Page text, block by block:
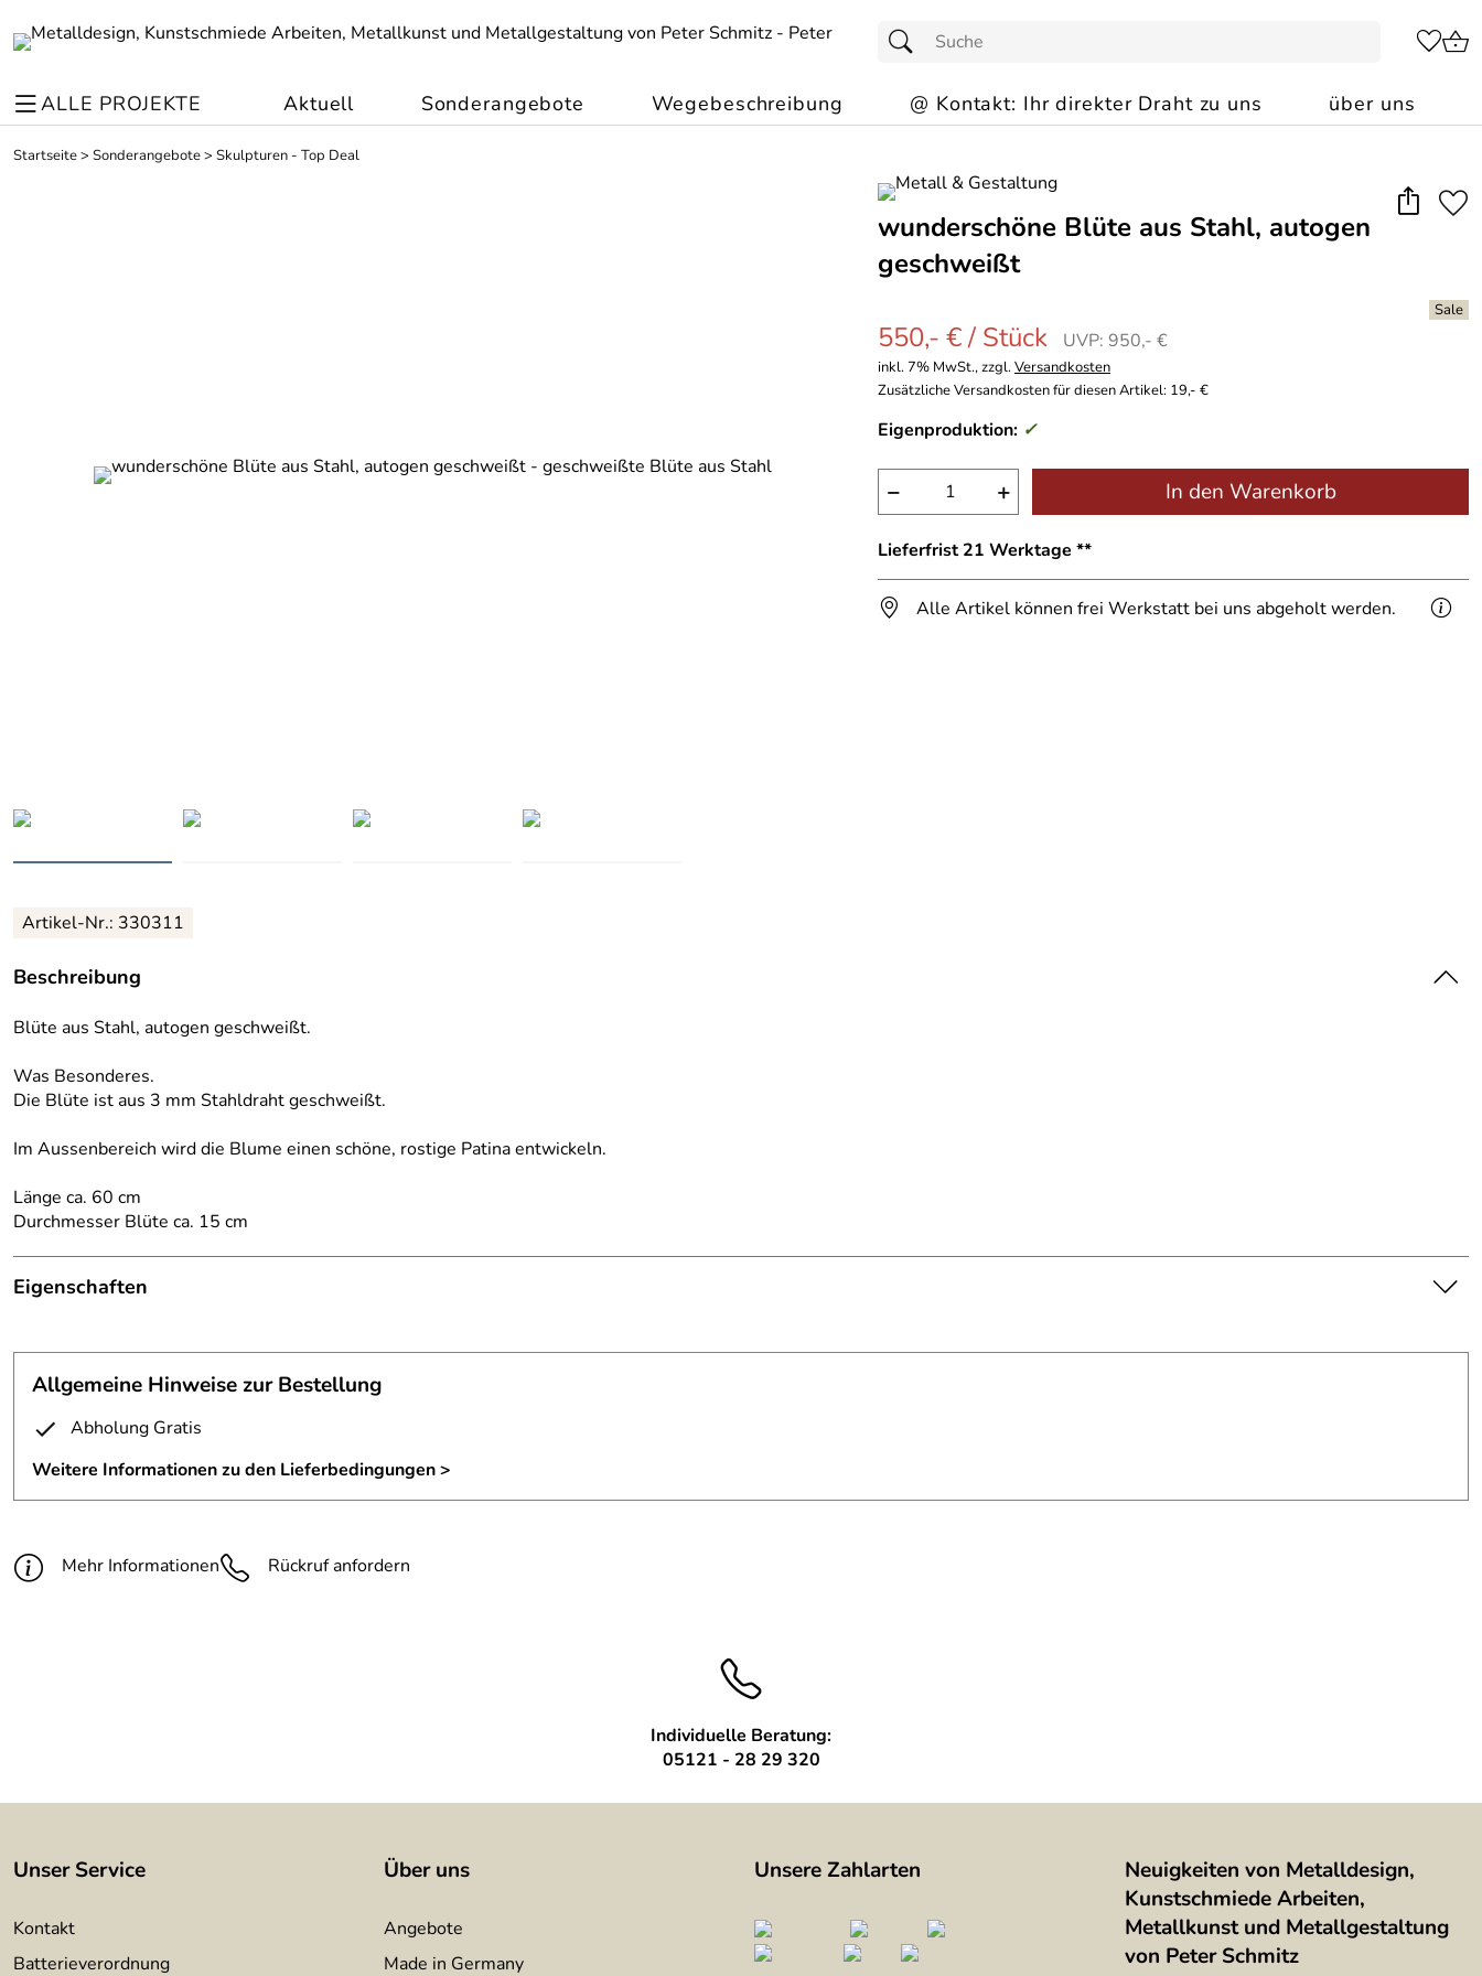
ALLE PROJEKTE Aktuell Sonderangebote Wegebeschreibung @ Kontakt: Ihr direkter Draht zu uns über uns
Startseite> Sonderangebote> Skulpturen - Top Deal
wunderschöne Blüte aus Stahl, autogen
geschweißt
550,- € / Stück UVP: 950,- €
inkl. 7% MwSt., zzgl.Versandkosten
Zusätzliche Versandkosten für diesen Artikel: 19,- €
Eigenproduktion: ✓
− + In den Warenkorb
Lieferfrist 21 Werktage **
Alle Artikel können frei Werkstatt bei uns abgeholt werden.
Artikel-Nr.: 330311
Beschreibung
Blüte aus Stahl, autogen geschweißt.
Was Besonderes.
Die Blüte ist aus 3 mm Stahldraht geschweißt.
Im Aussenbereich wird die Blume einen schöne, rostige Patina entwickeln.
Länge ca. 60 cm
Durchmesser Blüte ca. 15 cm
Eigenschaften
Anmerkung:
wird im Aussenreich rosten
Durchmesser:
Fertigungsverfahren:
autogen geschweißt
Material:
3 mm Stahl Draht
Allgemeine Hinweise zur Bestellung
Abholung Gratis
Weitere Informationen zu den Lieferbedingungen >
Mehr Informationen Rückruf anfordern
Individuelle Beratung:
05121 - 28 29 320
Unser Service
Kontakt
Batterieverordnung
Über uns
Angebote
Made in Germany
Unsere Zahlarten
Neuigkeiten von Metalldesign,
Kunstschmiede Arbeiten,
Metallkunst und Metallgestaltung
von Peter Schmitz